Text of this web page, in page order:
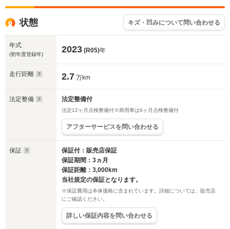
状態 キズ・凹みについて問い合わせる
年式
(初年度登録年) 2023 (R05)年
走行距離 2.7 万km
法定整備 法定整備付
法定12ヶ月点検整備付※商用車は6ヶ月点検整備付
アフターサービスを問い合わせる
保証
保証付：販売店保証
保証期間：3ヵ月
保証距離：3,000km
当社規定の保証となります。
※保証費用は本体価格に含まれています。詳細については、販売店
にご確認ください。
詳しい保証内容を問い合わせる